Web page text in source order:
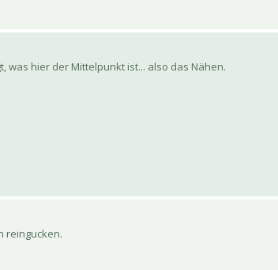
was hier der Mittelpunkt ist... also das Nähen.
reingucken.